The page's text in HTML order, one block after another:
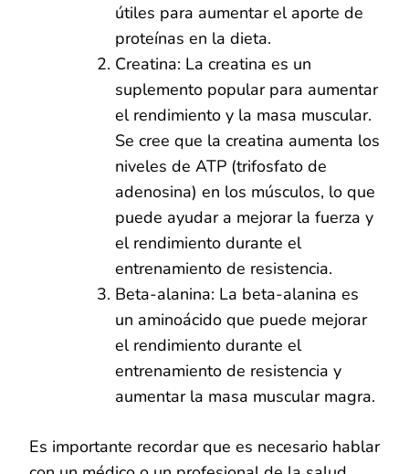
útiles para aumentar el aporte de
proteínas en la dieta.
Creatina: La creatina es un
suplemento popular para aumentar
el rendimiento y la masa muscular.
Se cree que la creatina aumenta los
niveles de ATP (trifosfato de
adenosina) en los músculos, lo que
puede ayudar a mejorar la fuerza y
el rendimiento durante el
entrenamiento de resistencia.
Beta-alanina: La beta-alanina es
un aminoácido que puede mejorar
el rendimiento durante el
entrenamiento de resistencia y
aumentar la masa muscular magra.
Es importante recordar que es necesario hablar